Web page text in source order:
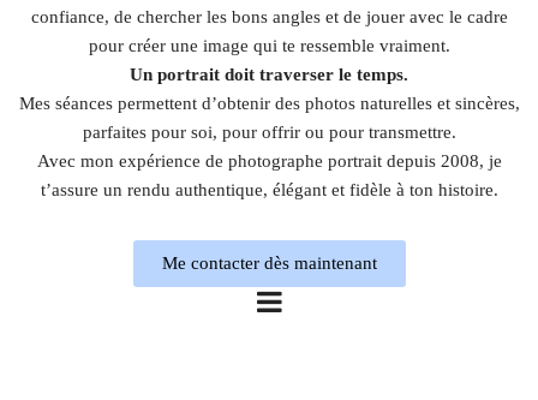
confiance, de chercher les bons angles et de jouer avec le cadre
pour créer une image qui te ressemble vraiment.
Un portrait doit traverser le temps.
Mes séances permettent d’obtenir des photos naturelles et sincères,
parfaites pour soi, pour offrir ou pour transmettre.
Avec mon expérience de photographe portrait depuis 2008, je
t’assure un rendu authentique, élégant et fidèle à ton histoire.
Me contacter dès maintenant